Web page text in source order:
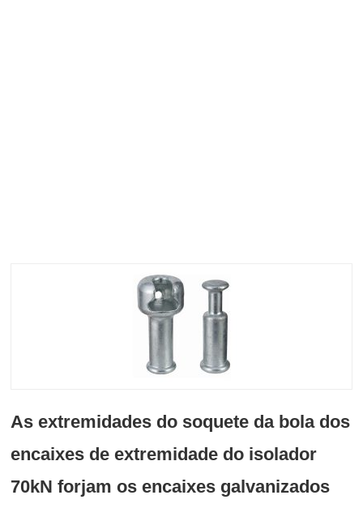
As extremidades do soquete da bola dos
encaixes de extremidade do isolador
70kN forjam os encaixes galvanizados